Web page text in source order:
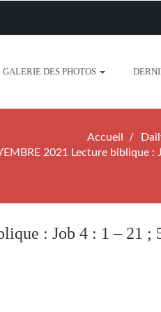
GALERIE DES PHOTOS
Accueil
2021 Lecture biblique :
: Job 4 : 1 – 21 ;